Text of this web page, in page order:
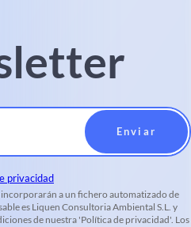
privacidad
incorporarán a un fichero automatizado de
es Liquen Consultoria Ambiental S.L. y
de nuestra 'Política de privacidad'. Los